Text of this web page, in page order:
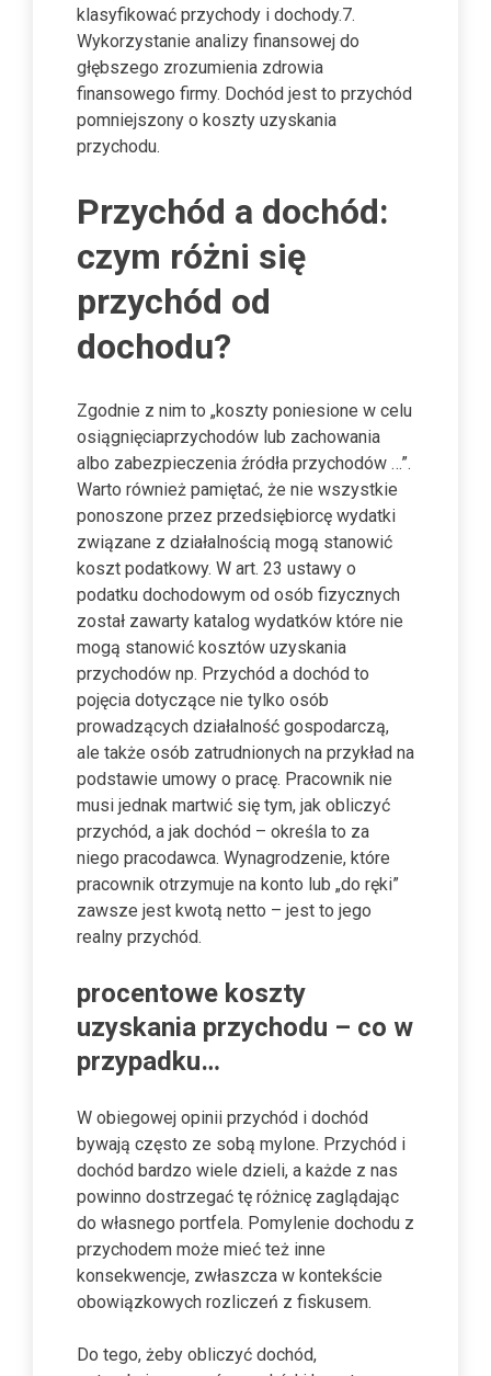
klasyfikować przychody i dochody.7.
Wykorzystanie analizy finansowej do
głębszego zrozumienia zdrowia
finansowego firmy. Dochód jest to przychód
pomniejszony o koszty uzyskania
przychodu.
Przychód a dochód:
czym różni się
przychód od
dochodu?
Zgodnie z nim to „koszty poniesione w celu
osiągnięciaprzychodów lub zachowania
albo zabezpieczenia źródła przychodów …”.
Warto również pamiętać, że nie wszystkie
ponoszone przez przedsiębiorcę wydatki
związane z działalnością mogą stanowić
koszt podatkowy. W art. 23 ustawy o
podatku dochodowym od osób fizycznych
został zawarty katalog wydatków które nie
mogą stanowić kosztów uzyskania
przychodów np. Przychód a dochód to
pojęcia dotyczące nie tylko osób
prowadzących działalność gospodarczą,
ale także osób zatrudnionych na przykład na
podstawie umowy o pracę. Pracownik nie
musi jednak martwić się tym, jak obliczyć
przychód, a jak dochód – określa to za
niego pracodawca. Wynagrodzenie, które
pracownik otrzymuje na konto lub „do ręki”
zawsze jest kwotą netto – jest to jego
realny przychód.
procentowe koszty
uzyskania przychodu – co w
przypadku…
W obiegowej opinii przychód i dochód
bywają często ze sobą mylone. Przychód i
dochód bardzo wiele dzieli, a każde z nas
powinno dostrzegać tę różnicę zaglądając
do własnego portfela. Pomylenie dochodu z
przychodem może mieć też inne
konsekwencje, zwłaszcza w kontekście
obowiązkowych rozliczeń z fiskusem.
Do tego, żeby obliczyć dochód,